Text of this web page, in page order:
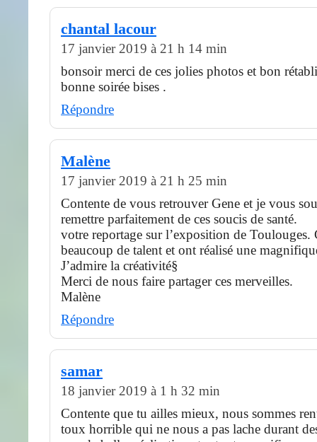
chantal lacour
17 janvier 2019 à 21 h 14 min
bonsoir merci de ces jolies photos et bon
bonne soirée bises .
Répondre
Malène
17 janvier 2019 à 21 h 25 min
Contente de vous retrouver Gene et je vous
remettre parfaitement de ces soucis de santé.
votre reportage sur l’exposition de Toulouges.
beaucoup de talent et ont réalisé une
J’admire la créativité§
Merci de nous faire partager ces merveilles.
Malène
Répondre
samar
18 janvier 2019 à 1 h 32 min
Contente que tu ailles mieux, nous sommes
toux horrible qui ne nous a pas lache durant